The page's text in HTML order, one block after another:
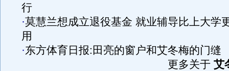
行
·莫慧兰想成立退役基金 就业辅导比上大学
用
·东方体育日报:田亮的窗户和艾冬梅的门缝
更多关于 艾